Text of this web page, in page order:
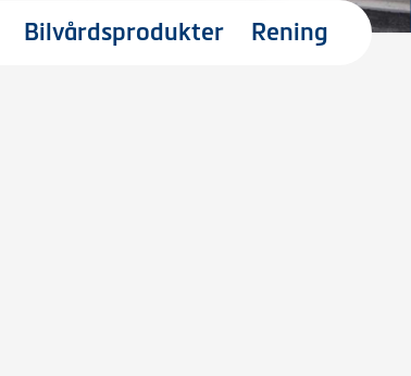
Bilvårdsprodukter Rening